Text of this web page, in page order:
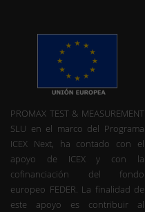
PROMAX TEST & MEASUREMENT
SLU en el marco del Programa
ICEX Next, ha contado con el
apoyo de ICEX y con la
cofinanciación del fondo
europeo FEDER. La finalidad de
este apoyo es contribuir al